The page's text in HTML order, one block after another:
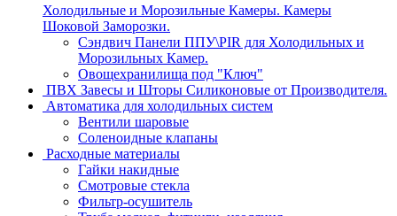
Холодильные и Морозильные Камеры. Камеры
Шоковой Заморозки.
Сэндвич Панели ППУ\PIR для Холодильных и
Морозильных Камер.
Овощехранилища под "Ключ"
ПВХ Завесы и Шторы Силиконовые от Производителя.
Автоматика для холодильных систем
Вентили шаровые
Соленоидные клапаны
Расходные материалы
Гайки накидные
Смотровые стекла
Фильтр-осушитель